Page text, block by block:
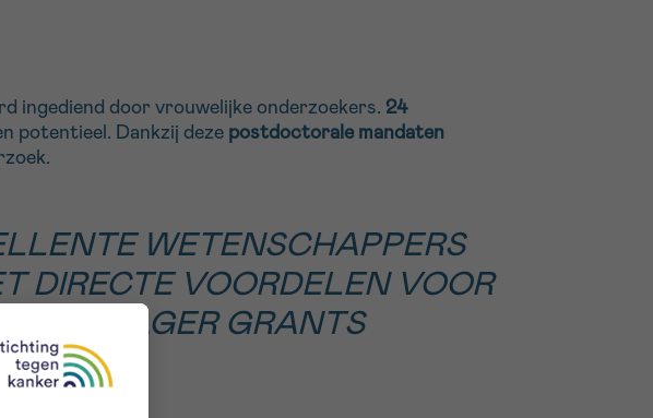
ingediend door vrouwelijke onderzoekers. 24
potentieel. Dankzij deze postdoctorale mandaten
WETENSCHAPPERS
DIRECTE VOORDELEN VOOR
MANAGER GRANTS